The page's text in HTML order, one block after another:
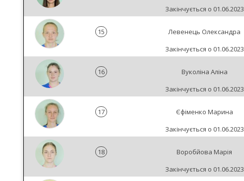
Закінчується о 01.06.2023
15
Левенець Олександра
Закінчується о 01.06.2023
16
Вуколіна Аліна
Закінчується о 01.06.2023
17
Єфіменко Марина
Закінчується о 01.06.2023
18
Воробйова Марія
Закінчується о 01.06.2023